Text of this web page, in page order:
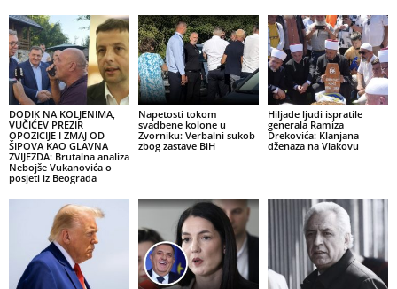
DODIK NA KOLJENIMA,
VUČIĆEV PREZIR
OPOZICIJE I ZMAJ OD
ŠIPOVA KAO GLAVNA
ZVIJEZDA: Brutalna analiza
Nebojše Vukanovića o
posjeti iz Beograda
Napetosti tokom
svadbene kolone u
Zvorniku: Verbalni sukob
zbog zastave BiH
Hiljade ljudi ispratile
generala Ramiza
Drekovića: Klanjana
dženaza na Vlakovu